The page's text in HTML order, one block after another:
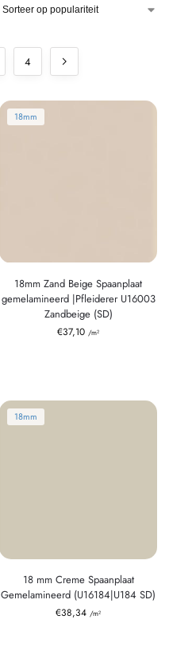
4
18mm
18mm Zand Beige Spaanplaat
gemelamineerd |Pfleiderer U16003
Zandbeige (SD)
€37,10 /m²
18mm
18 mm Creme Spaanplaat
Gemelamineerd (U16184|U184 SD)
€38,34 /m²